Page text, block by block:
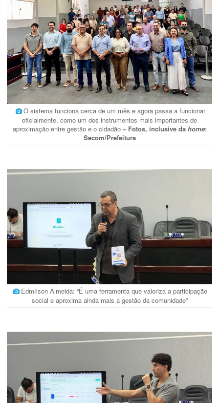
O sistema funciona cerca de um mês e agora passa a funcionar
oficialmente, como um dos instrumentos mais importantes de
aproximação entre gestão e o cidadão – Fotos, inclusive da home:
Secom/Prefeitura
Edmílson Almeida: “É uma ferramenta que valoriza a participação
social e aproxima ainda mais a gestão da comunidade”